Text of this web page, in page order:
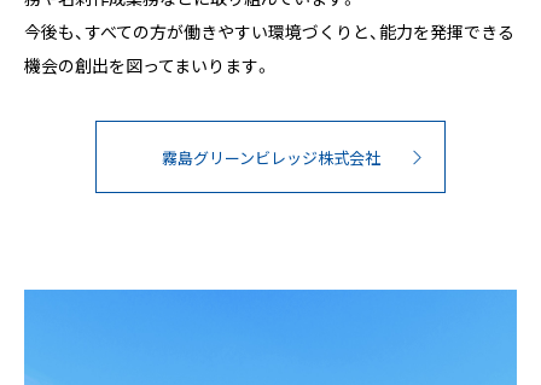
今後も、すべての方が働きやすい環境づくりと、能力を発揮できる
機会の創出を図ってまいります。
霧島グリーンビレッジ株式会社